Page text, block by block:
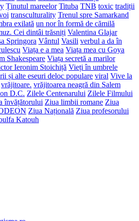
Ținutul mareelor Tituba TNB toxic tradiții
transculturality Trenul spre Samarkand
exilată un nor în formă de cămilă
Cei dintâi trăsniți Valentina Glajar
Springora Vântul Vasili verbul a da în
Viața e a mea Viața mea cu Goya
Shakespeare Viața secretă a marilor
Ieronim Stoichiță Vieți în umbrele
și alte eseuri deloc populare viral Vive la
vrăjitoare. vrăjitoarea neagră din Salem
D.C. Zilele Centenarului Zilele Filmului
învățătorului Ziua limbii romane Ziua
Ziua Națională Ziua profesorului
Katouh